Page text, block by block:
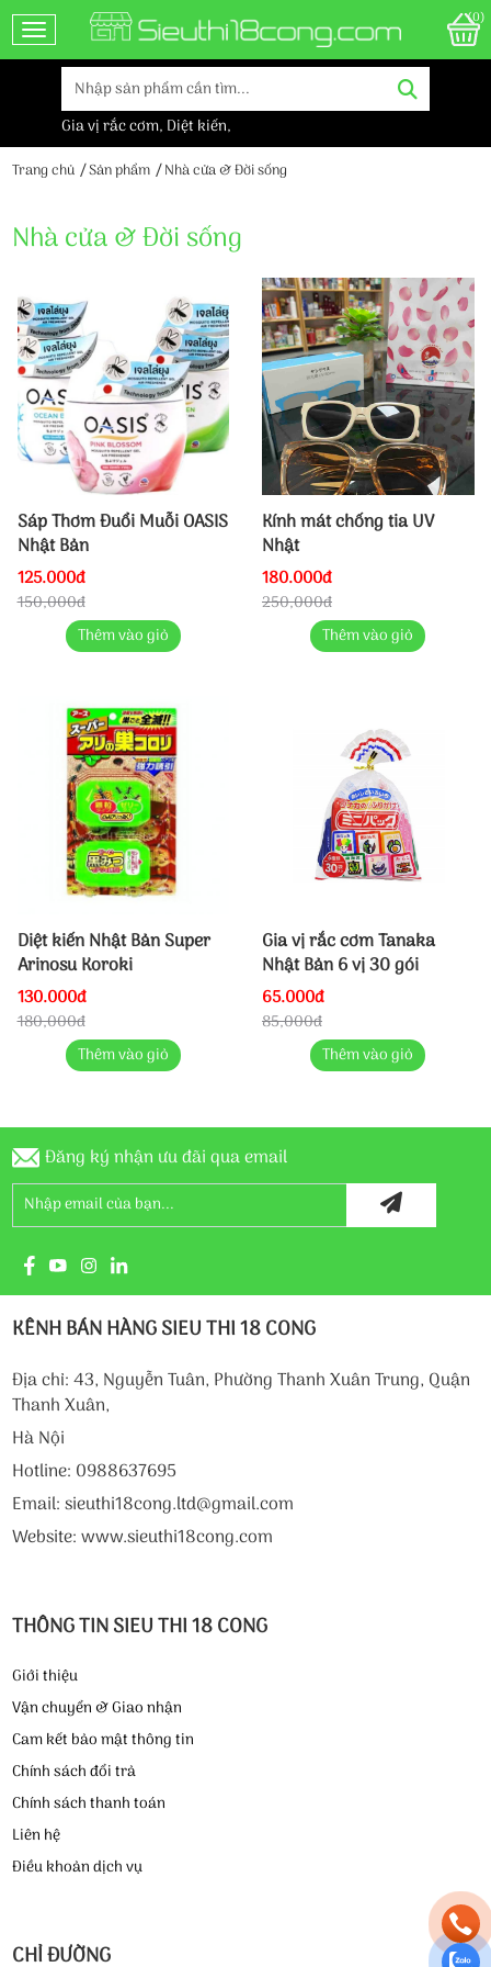
Toggle navigation
(0)
Gia vị rắc cơm, Diệt kiến,
Trang chủ Sản phẩm Nhà cửa & Đời sống
Nhà cửa & Đời sống
Sáp Thơm Đuổi Muỗi OASIS
Nhật Bản
125.000đ
150,000đ
Thêm vào giỏ
Kính mát chống tia UV
Nhật
180.000đ
250,000đ
Thêm vào giỏ
Diệt kiến Nhật Bản Super
Arinosu Koroki
130.000đ
180,000đ
Thêm vào giỏ
Gia vị rắc cơm Tanaka
Nhật Bản 6 vị 30 gói
65.000đ
85,000đ
Thêm vào giỏ
Đăng ký nhận ưu đãi qua email
KÊNH BÁN HÀNG SIEU THI 18 CONG
Địa chỉ: 43, Nguyễn Tuân, Phường Thanh Xuân Trung, Quận
Thanh Xuân,
Hà Nội
Hotline: 0988637695
Email: sieuthi18cong.ltd@gmail.com
Website: www.sieuthi18cong.com
THÔNG TIN SIEU THI 18 CONG
Giới thiệu
Vận chuyển & Giao nhận
Cam kết bảo mật thông tin
Chính sách đổi trả
Chính sách thanh toán
Liên hệ
Điều khoản dịch vụ
CHỈ ĐƯỜNG